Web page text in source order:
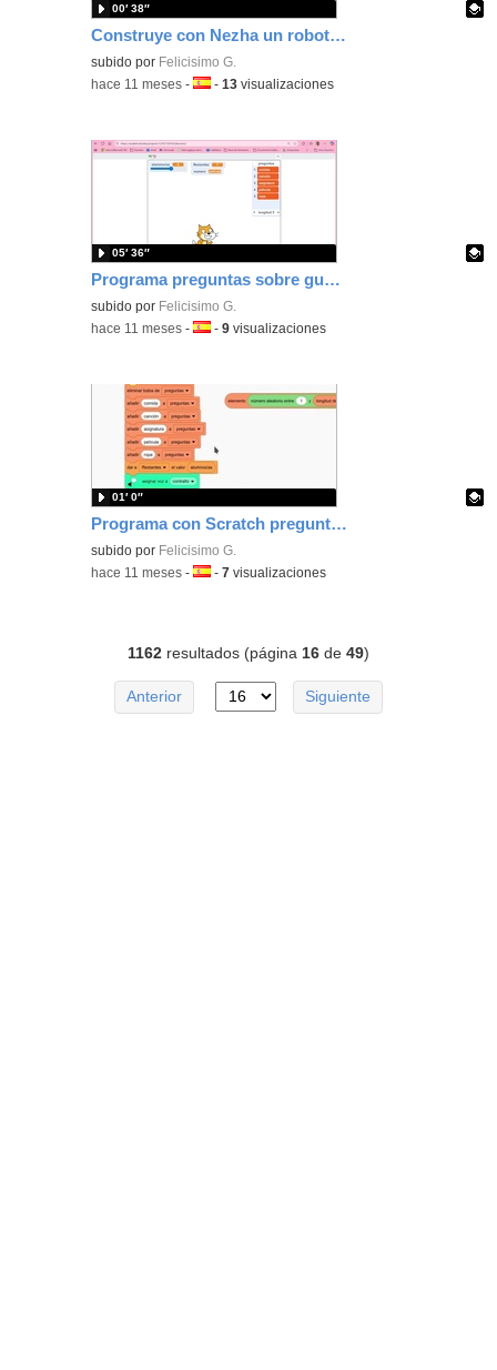
Construye con Nezha un robot que se mueva con tu JoystickBit y que tenga servos, luces y sonidos
Contenido educativo.
subido por Felicisimo G.
00′ 38″
-hace 11 meses -Idioma:
-13 visualizaciones
Programa preguntas sobre gustos y aficiones con Scratch para conocer a tus alumnos/as
Contenido educativo.
subido por Felicisimo G.
05′ 36″
-hace 11 meses -Idioma:
-9 visualizaciones
Programa con Scratch preguntas para conocer los gustos y aficiones de tus alumnos/as al inicio del curso.
Contenido educativo.
subido por Felicisimo G.
01′ 0″
-hace 11 meses -Idioma:
-7 visualizaciones
1162resultados (página 16de 49)
Anterior Siguiente